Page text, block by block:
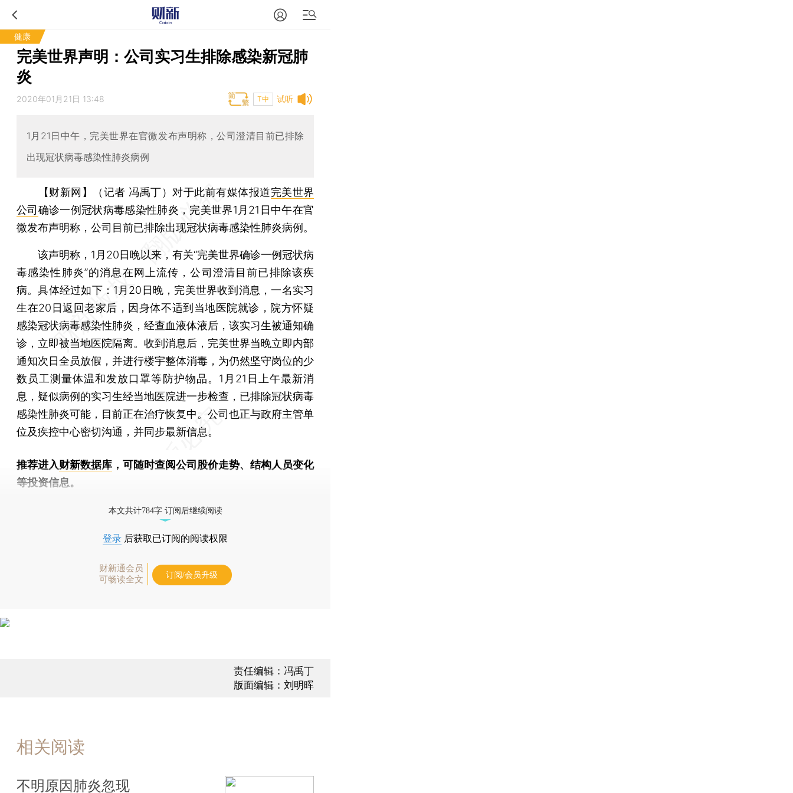
健康
完美世界声明：公司实习生排除感染新冠肺
炎
试听
2020年01月21日 13:48 T中
1月21日中午，完美世界在官微发布声明称，公司澄清目前已排除
出现冠状病毒感染性肺炎病例
【财新网】（记者 冯禹丁） 对于此前有媒体报道完美世界
公司确诊一例冠状病毒感染性肺炎，完美世界1月21日中午在官
微发布声明称，公司目前已排除出现冠状病毒感染性肺炎病例。
该声明称，1月20日晚以来，有关“完美世界确诊一例冠状病
毒感染性肺炎”的消息在网上流传，公司澄清目前已排除该疾
病。具体经过如下：1月20日晚，完美世界收到消息，一名实习
生在20日返回老家后，因身体不适到当地医院就诊，院方怀疑
感染冠状病毒感染性肺炎，经查血液体液后，该实习生被通知确
诊，立即被当地医院隔离。收到消息后，完美世界当晚立即内部
通知次日全员放假，并进行楼宇整体消毒，为仍然坚守岗位的少
数员工测量体温和发放口罩等防护物品。1月21日上午最新消
息，疑似病例的实习生经当地医院进一步检查，已排除冠状病毒
感染性肺炎可能，目前正在治疗恢复中。公司也正与政府主管单
位及疾控中心密切沟通，并同步最新信息。
推荐进入财新数据库 ，可随时查阅公司股价走势、结构人员变化
等投资信息。
本文共计784字 订阅后继续阅读
登录 后获取已订阅的阅读权限
财新通会员
可畅读全文
订阅/会员升级
责任编辑：冯禹丁
版面编辑：刘明晖
相关阅读
不明原因肺炎忽现